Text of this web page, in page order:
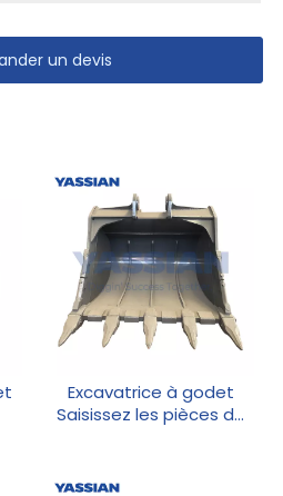
un devis
Excavatrice à godet
Saisissez les pièces de